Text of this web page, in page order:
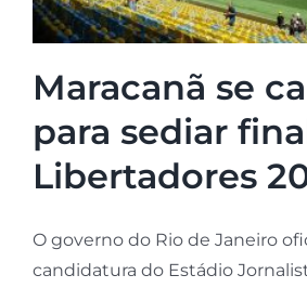
Maracanã se
para sediar
Libertadores
O governo do Rio de Janeiro
candidatura do Estádio